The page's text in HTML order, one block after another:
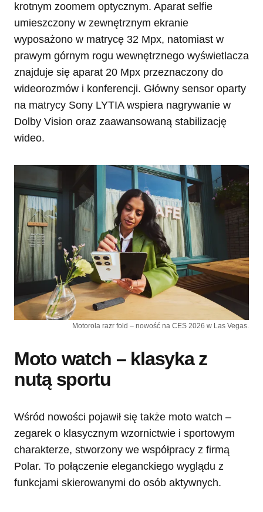
krotnym zoomem optycznym. Aparat selfie
umieszczony w zewnętrznym ekranie
wyposażono w matrycę 32 Mpx, natomiast w
prawym górnym rogu wewnętrznego wyświetlacza
znajduje się aparat 20 Mpx przeznaczony do
wideorozmów i konferencji. Główny sensor oparty
na matrycy Sony LYTIA wspiera nagrywanie w
Dolby Vision oraz zaawansowaną stabilizację
wideo.
Motorola razr fold – nowość na CES 2026 w Las Vegas.
Moto watch – klasyka z
nutą sportu
Wśród nowości pojawił się także moto watch –
zegarek o klasycznym wzornictwie i sportowym
charakterze, stworzony we współpracy z firmą
Polar. To połączenie eleganckiego wyglądu z
funkcjami skierowanymi do osób aktywnych.